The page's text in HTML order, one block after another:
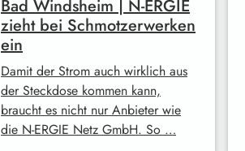
Bad Windsheim | N-ERGIE
zieht bei Schmotzerwerken
ein
Damit der Strom auch wirklich aus
der Steckdose kommen kann,
braucht es nicht nur Anbieter wie
die N-ERGIE Netz GmbH. So …